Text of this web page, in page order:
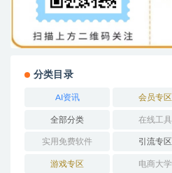
分类目录
AI资讯 会员专区
全部分类 在线工具
实用免费软件 引流专区
游戏专区 电商大学